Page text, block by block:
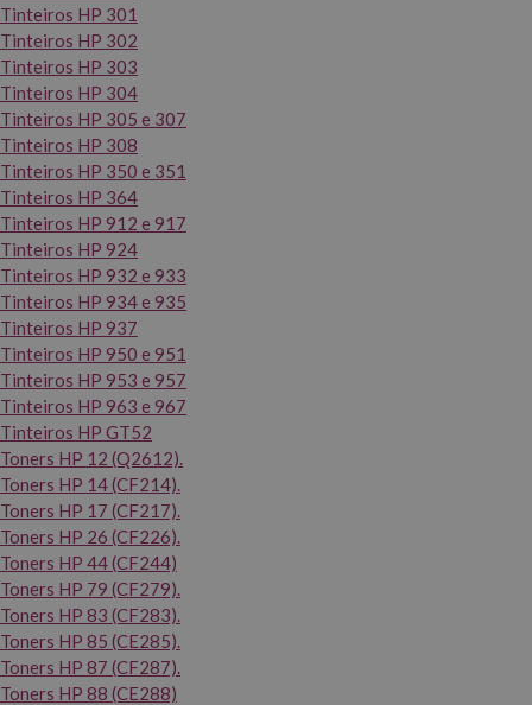
Tinteiros HP 301
Tinteiros HP 302
Tinteiros HP 303
Tinteiros HP 304
Tinteiros HP 305 e 307
Tinteiros HP 308
Tinteiros HP 350 e 351
Tinteiros HP 364
Tinteiros HP 912 e 917
Tinteiros HP 924
Tinteiros HP 932 e 933
Tinteiros HP 934 e 935
Tinteiros HP 937
Tinteiros HP 950 e 951
Tinteiros HP 953 e 957
Tinteiros HP 963 e 967
Tinteiros HP GT52
Toners HP 12 (Q2612).
Toners HP 14 (CF214).
Toners HP 17 (CF217).
Toners HP 26 (CF226).
Toners HP 44 (CF244)
Toners HP 79 (CF279).
Toners HP 83 (CF283).
Toners HP 85 (CE285).
Toners HP 87 (CF287).
Toners HP 88 (CE288)